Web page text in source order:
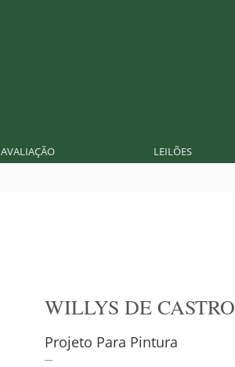
AVALIAÇÃO LEILÕES
WILLYS DE CASTRO
Projeto Para Pintura